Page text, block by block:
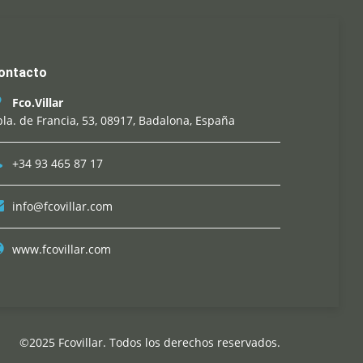
Fco.Villar
de Francia, 53, 08917, Badalona, España
+34 93 465 87 17
info@fcovillar.com
www.fcovillar.com
©2025 Fcovillar. Todos los derechos reservados.